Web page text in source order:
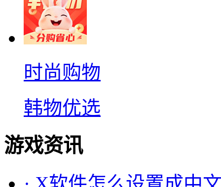
时尚购物
韩物优选
游戏资讯